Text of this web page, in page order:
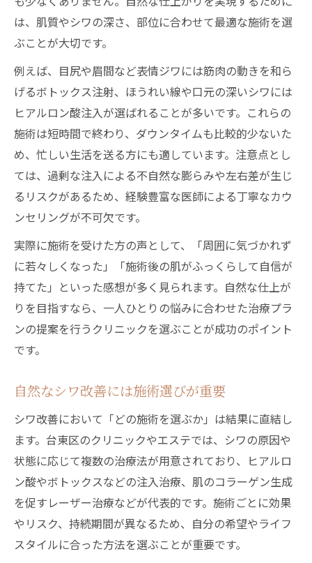
は、肌質やシワの深さ、部位に合わせて最適な施術を選
ぶことが大切です。
例えば、目尻や眉間など表情ジワには筋肉の動きを和ら
げるボトックス注射、ほうれい線や口元の深いシワには
ヒアルロン酸注入が選ばれることが多いです。これらの
施術は短時間で終わり、ダウンタイムも比較的少ないた
め、忙しい生活を送る方にも適しています。注意点とし
ては、過剰な注入による不自然な膨らみや左右差が生じ
るリスクがあるため、経験豊富な医師による丁寧なカウ
ンセリングが不可欠です。
実際に施術を受けた方の声として、「周囲に気づかれず
に若々しくなった」「施術後の肌がふっくらして自信が
持てた」といった感想が多く見られます。自然な仕上が
りを目指すなら、一人ひとりの悩みに合わせた治療プラ
ンの提案を行うクリニックを選ぶことが成功のポイント
です。
自然なシワ改善には施術選びが重要
シワ改善において「どの施術を選ぶか」は結果に直結し
ます。台東区のクリニックやエステでは、シワの原因や
状態に応じて複数の治療法が用意されており、ヒアルロ
ン酸やボトックスなどの注入治療、肌のコラーゲン生成
を促すレーザー治療などが代表的です。施術ごとに効果
やリスク、持続期間が異なるため、自分の希望やライフ
スタイルに合った方法を選ぶことが重要です。